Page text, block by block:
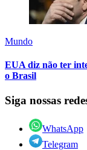
Mundo
EUA diz não ter
o Brasil
Siga nossas
WhatsApp
Telegram